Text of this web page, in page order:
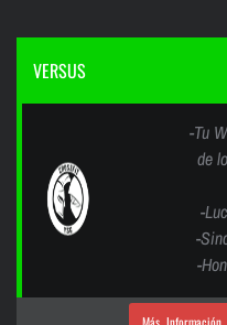
VERSUS
-Tu
de
-
-
-